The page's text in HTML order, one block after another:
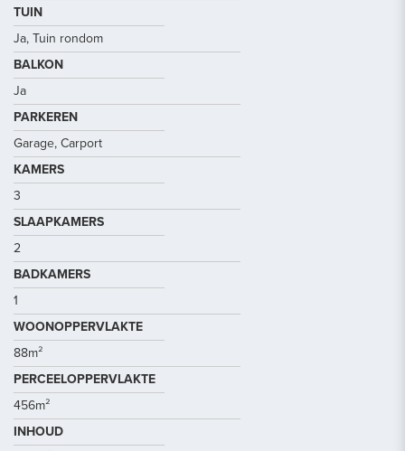
TUIN
Ja, Tuin rondom
BALKON
Ja
PARKEREN
Garage, Carport
KAMERS
3
SLAAPKAMERS
2
BADKAMERS
1
WOONOPPERVLAKTE
88m²
PERCEELOPPERVLAKTE
456m²
INHOUD